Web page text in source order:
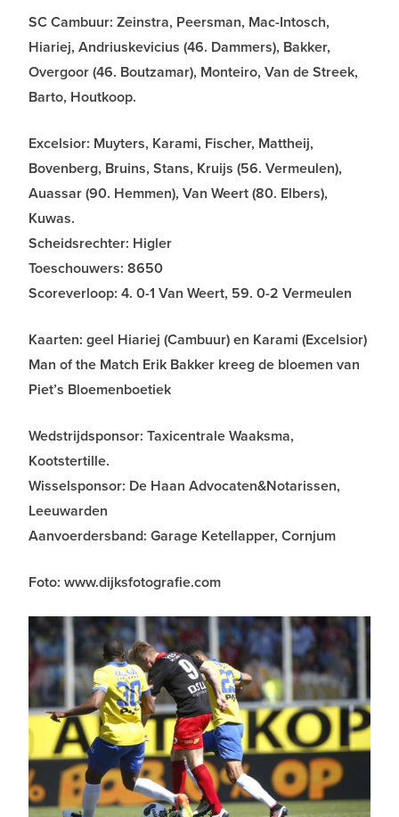
SC Cambuur: Zeinstra, Peersman, Mac-Intosch,
Hiariej, Andriuskevicius (46. Dammers), Bakker,
Overgoor (46. Boutzamar), Monteiro, Van de Streek,
Barto, Houtkoop.
Excelsior: Muyters, Karami, Fischer, Mattheij,
Bovenberg, Bruins, Stans, Kruijs (56. Vermeulen),
Auassar (90. Hemmen), Van Weert (80. Elbers),
Kuwas.
Scheidsrechter: Higler
Toeschouwers: 8650
Scoreverloop: 4. 0-1 Van Weert, 59. 0-2 Vermeulen
Kaarten: geel Hiariej (Cambuur) en Karami (Excelsior)
Man of the Match Erik Bakker kreeg de bloemen van
Piet’s Bloemenboetiek
Wedstrijdsponsor: Taxicentrale Waaksma,
Kootstertille.
Wisselsponsor: De Haan Advocaten&Notarissen,
Leeuwarden
Aanvoerdersband: Garage Ketellapper, Cornjum
Foto: www.dijksfotografie.com